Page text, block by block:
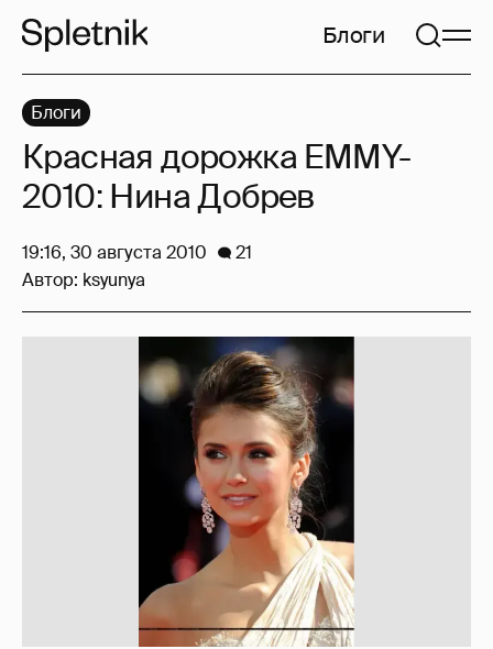
Блоги
Блоги
Красная дорожка EMMY-
2010: Нина Добрев
19:16, 30 августа 2010
21
Автор: ksyunya